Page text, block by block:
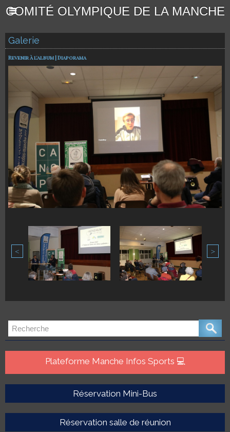
COMITÉ OLYMPIQUE DE LA MANCHE
Galerie
Revenir à l'album |Diaporama
< >
Plateforme Manche Infos Sports 💻
Réservation Mini-Bus
Réservation salle de réunion